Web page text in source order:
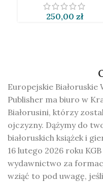
250,00 zł
Europejskie
Publisher ma biuro w
Białorusini, którzy
ojczyzny. Dążymy do
białoruskich książek i
16 lutego 2026 roku
wydawnictwo za
wziąć to pod uwagę,